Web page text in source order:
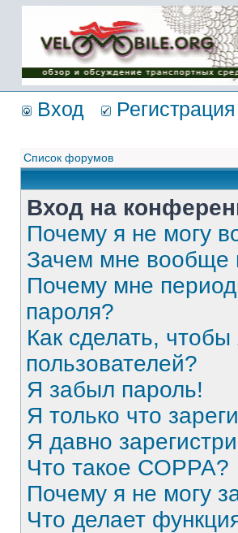
Имя пользователя:
Пароль:
{ LOG_ME_IN_SHORT
}
Вход Регистрация
Список форумов
Вход на
Почему я не могу
Зачем мне вообще
Почему мне
пароля?
Как сделать,
пользователей?
Я забыл пароль!
Я только что
Я давно
Что такое COPPA?
Почему я не могу
Что делает